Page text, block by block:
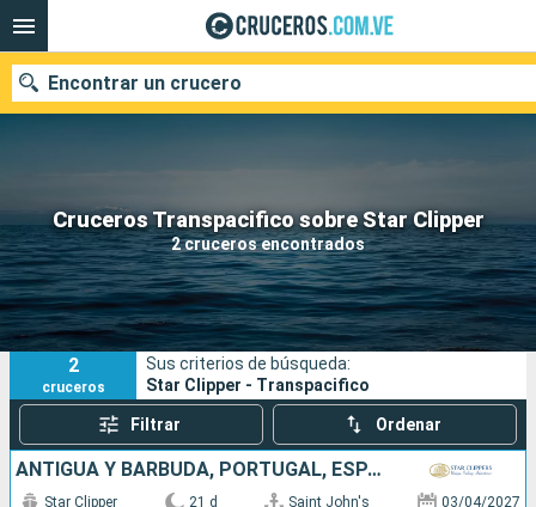
Cruceros Transpacifico sobre Star Clipper
2 cruceros encontrados
Encontrar un crucero
Nuestros destinos
Fecha de salida
Puertos Compañías
Buscar
2
cruceros
Sus criterios de búsqueda:
Star Clipper - Transpacifico
Filtrar Ordenar
ANTIGUA Y BARBUDA, PORTUGAL, ESPAÑA
Star Clipper 21 d Saint John's 03/04/2027